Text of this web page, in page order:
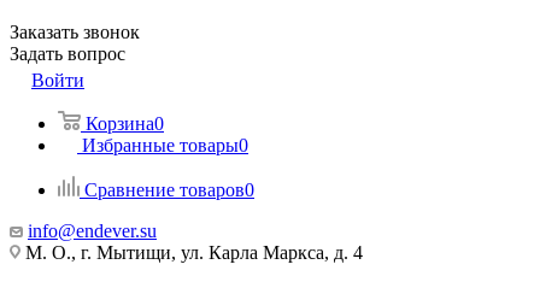
Заказать звонок
Задать вопрос
Войти
Корзина0
Избранные товары0
Сравнение товаров0
info@endever.su
М. О., г. Мытищи, ул. Карла Маркса, д. 4